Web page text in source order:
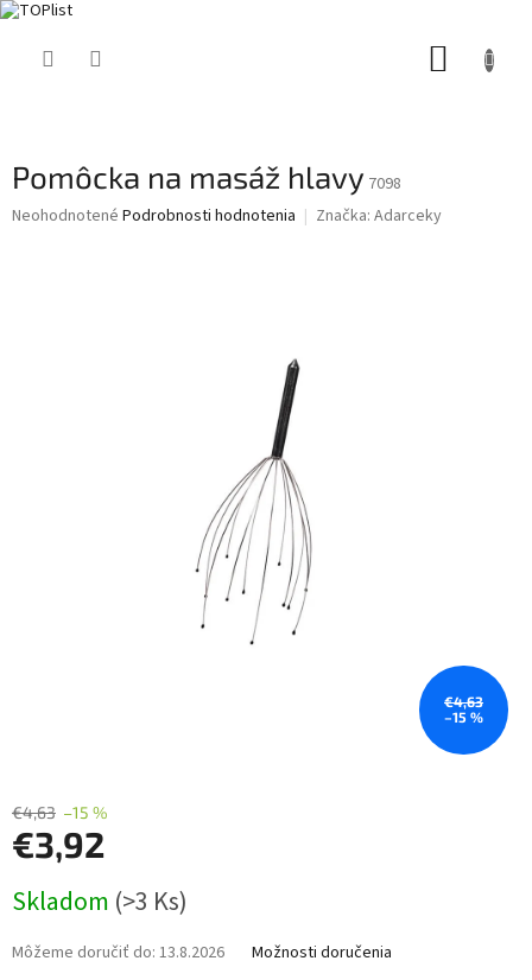
Pomôcka na masáž hlavy 7098
Priemerné
Neohodnotené Podrobnosti hodnotenia Značka: Adarceky
€4,63
–15 %
€4,63 –15 %
€3,92
cena:
Skladom (>3 Ks)
Môžeme doručiť do: 13.8.2026 Možnosti doručenia